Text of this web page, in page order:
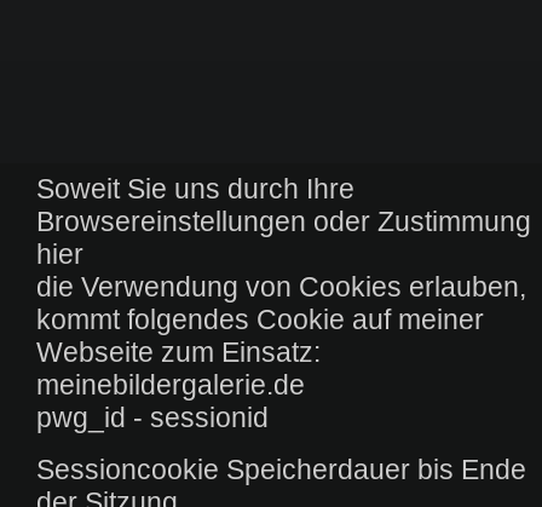
Soweit Sie uns durch Ihre
Browsereinstellungen oder Zustimmung
hier
die Verwendung von Cookies erlauben,
kommt folgendes Cookie auf meiner
Webseite zum Einsatz:
meinebildergalerie.de
pwg_id - sessionid
Sessioncookie Speicherdauer bis Ende